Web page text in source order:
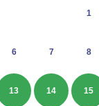
1
6 7 8
13 14 15